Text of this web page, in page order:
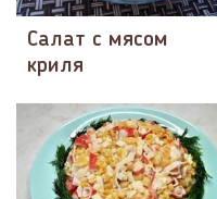
Салат с мясом
криля